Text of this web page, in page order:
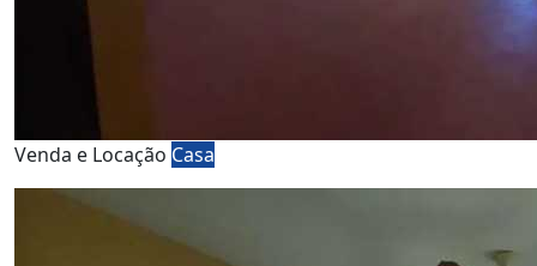
Venda e Locação Casa